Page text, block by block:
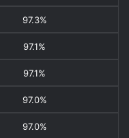
97.3%
97.1%
97.1%
97.0%
97.0%